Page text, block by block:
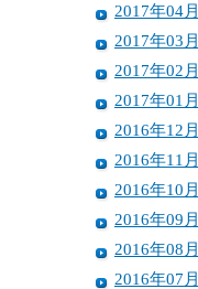
2017年04月
2017年03月
2017年02月
2017年01月
2016年12月
2016年11月
2016年10月
2016年09月
2016年08月
2016年07月